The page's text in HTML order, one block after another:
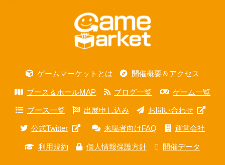
ゲームマーケットとは 開催概要＆アクセス
ブース＆ホールMAP ブログ一覧 ゲーム一覧
ブース一覧 出展申し込み お問い合わせ
公式Twitter 来場者向けFAQ 運営会社
利用規約 個人情報保護方針 開催データ